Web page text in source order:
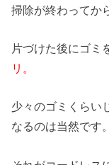
掃除が終わってか
片づけた後にゴミ
リ。
少々のゴミくらい
なるのは当然です。